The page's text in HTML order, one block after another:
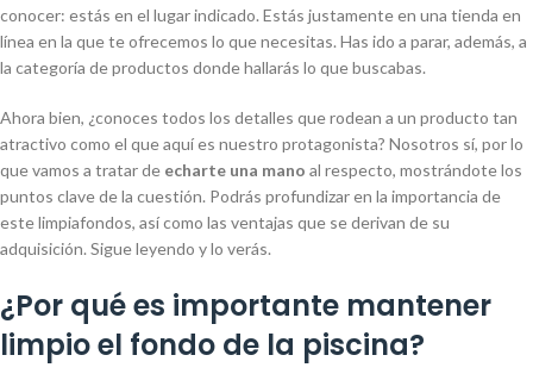
conocer: estás en el lugar indicado. Estás justamente en una tienda en
línea en la que te ofrecemos lo que necesitas. Has ido a parar, además, a
la categoría de productos donde hallarás lo que buscabas.
Ahora bien, ¿conoces todos los detalles que rodean a un producto tan
atractivo como el que aquí es nuestro protagonista? Nosotros sí, por lo
que vamos a tratar de echarte una mano al respecto, mostrándote los
puntos clave de la cuestión. Podrás profundizar en la importancia de
este limpiafondos, así como las ventajas que se derivan de su
adquisición. Sigue leyendo y lo verás.
¿Por qué es importante mantener
limpio el fondo de la piscina?